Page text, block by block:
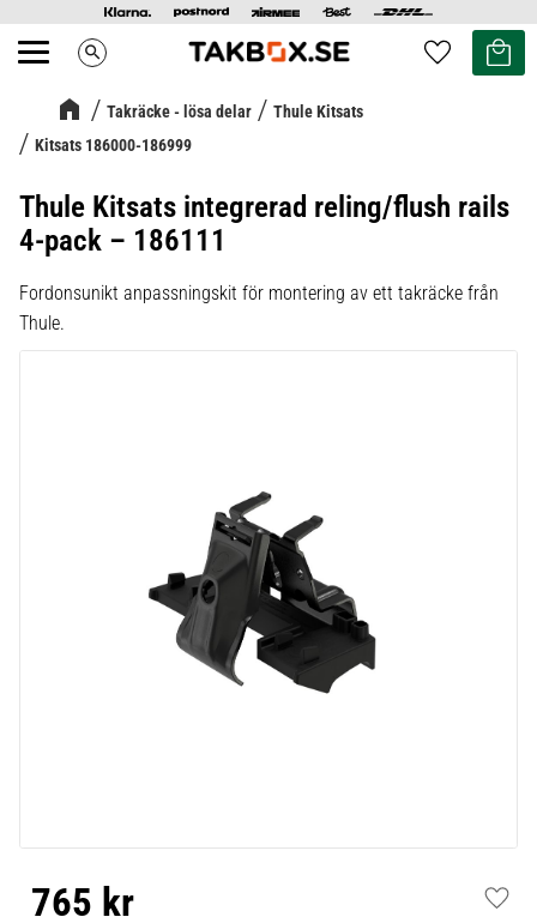
Meny search Favoriter
Kundvagn
Takräcke - lösa delar
Thule Kitsats
Kitsats 186000-186999
Thule Kitsats integrerad reling/flush rails
4-pack – 186111
Fordonsunikt anpassningskit för montering av ett takräcke från
Thule.
765 kr